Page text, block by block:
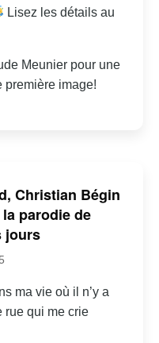
Lisez les détails au
Meunier pour une
première image!
Christian Bégin
parodie de
jours
ma vie où il n’y a
rue qui me crie